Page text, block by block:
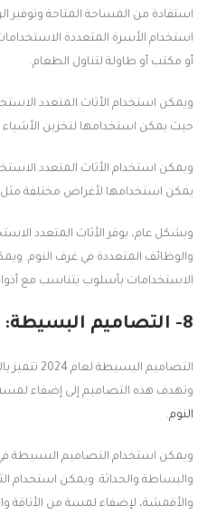
استفادة من المساحة المتاحة وتوفير
استخدام الأسرة المتعددة
أو مكتب أو طاولة لتناول الطعام.
ويمكن استخدام الأثاث المتعدد
حيث يمكن استخدامها لتخزين الأشياء
ويمكن استخدام الأثاث المتعدد
يمكن استخدامها لأغراض مختلفة مثل
والوظائف المتعددة في غرف النوم.
الاستخدامات بأسلوب يتناسب مع
8- التصاميم البسيطة:
التصاميم
وتهدف هذه التصاميم إلى إضفاء لمسة
النوم.
ويمكن استخدام التصاميم البسيطة
والبساطة والحداثة. ويمكن استخدام
والأقمشة، لإضفاء لمسة من الأناقة